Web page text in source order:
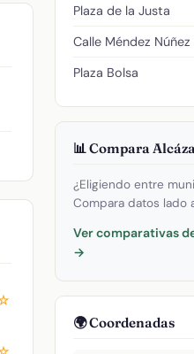
Plaza de la Justa
Calle Méndez Núñez
Plaza Bolsa
📊 Compara
¿Eligiendo entre
Compara datos lado
Ver comparativas
→
🌍 Coordenadas